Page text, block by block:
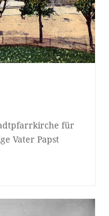
für
Vater Papst